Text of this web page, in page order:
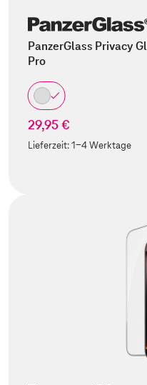
PanzerGlass Privacy
Pro
29,95 €
Lieferzeit:1-4 Werktage